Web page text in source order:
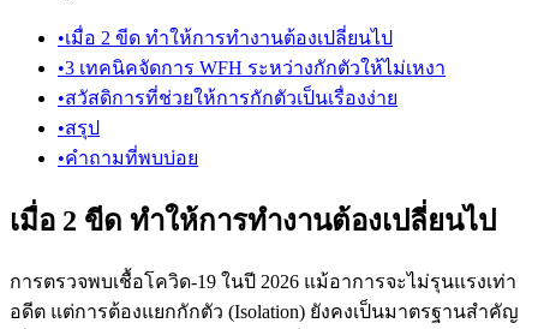
•เมื่อ 2 ขีด ทำให้การทำงานต้องเปลี่ยนไป
•3 เทคนิคจัดการ WFH ระหว่างกักตัวให้ไม่เหงา
•สวัสดิการที่ช่วยให้การกักตัวเป็นเรื่องง่าย
•สรุป
•คำถามที่พบบ่อย
เมื่อ 2 ขีด ทำให้การทำงานต้องเปลี่ยนไป
การตรวจพบเชื้อโควิด-19 ในปี 2026 แม้อาการจะไม่รุนแรงเท่า
อดีต แต่การต้องแยกกักตัว (Isolation) ยังคงเป็นมาตรฐานสำคัญ